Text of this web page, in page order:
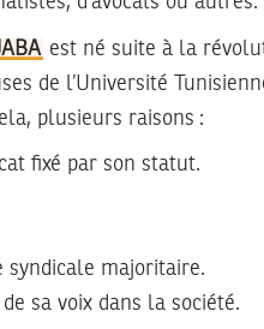
est né suite à la
de l’Université
plusieurs raisons :
fixé par son statut.
syndicale majoritaire.
sa voix dans la société.